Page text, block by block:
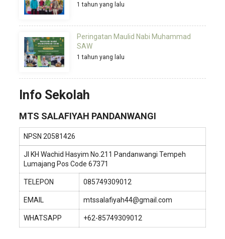
1 tahun yang lalu
Peringatan Maulid Nabi Muhammad
SAW
1 tahun yang lalu
Info Sekolah
MTS SALAFIYAH PANDANWANGI
NPSN 20581426
Jl KH Wachid Hasyim No.211 Pandanwangi Tempeh
Lumajang Pos Code 67371
TELEPON 085749309012
EMAIL mtssalafiyah44@gmail.com
WHATSAPP +62-85749309012